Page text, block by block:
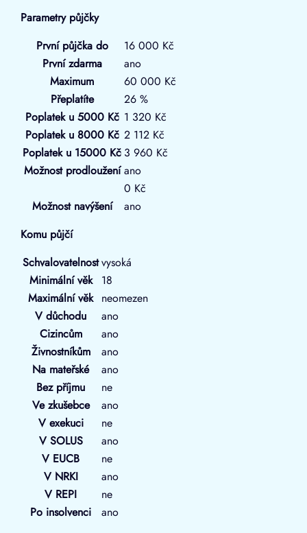
Parametry půjčky
První půjčka do
16 000 Kč
První zdarma
ano
Maximum
60 000 Kč
Přeplatíte
26 %
Poplatek u 5000 Kč 1 320 Kč
Poplatek u 8000 Kč 2 112 Kč
Poplatek u 15000 Kč 3 960 Kč
Možnost prodloužení ano
0 Kč
Možnost navýšení
ano
Komu půjčí
Schvalovatelnostvysoká
Minimální věk
18
Maximální věk neomezen
V důchodu
ano
Cizincům
ano
Živnostníkům
ano
Na mateřské
ano
Bez příjmu
ne
Ve zkušebce
ano
V exekuci
ne
V SOLUS
ano
V EUCB
ne
V NRKI
ano
V REPI
ne
Po insolvenci
ano